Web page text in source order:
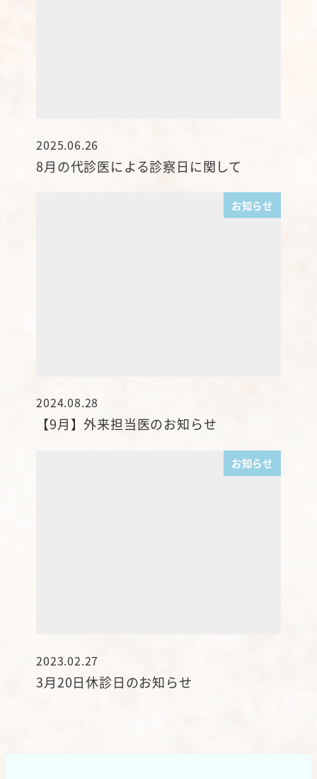
8月の代診医による診察日に関して
投稿日
2025.06.26
お知らせ
【9月】外来担当医のお知らせ
投稿日
2024.08.28
お知らせ
3月20日休診日のお知らせ
投稿日
2023.02.27